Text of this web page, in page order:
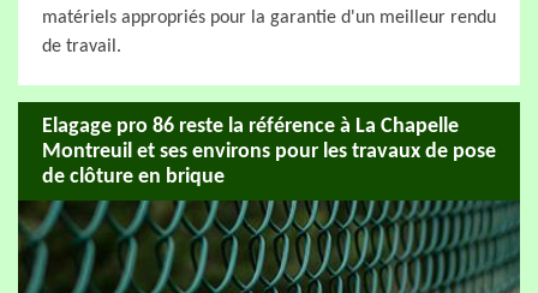
matériels appropriés pour la garantie d'un meilleur rendu
de travail.
Elagage pro 86 reste la référence à La Chapelle
Montreuil et ses environs pour les travaux de pose
de clôture en brique